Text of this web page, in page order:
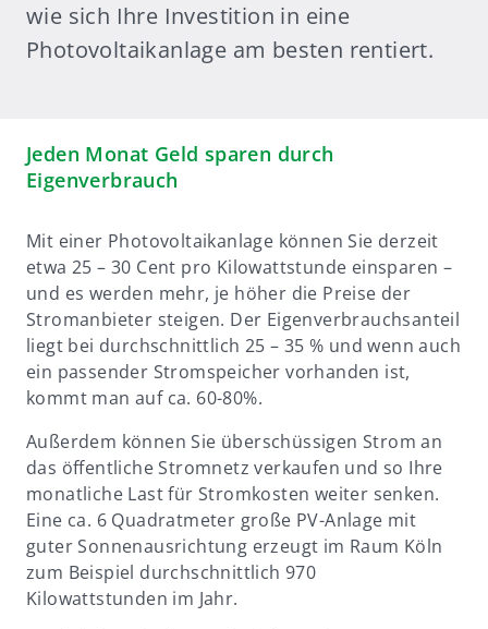
wie sich Ihre Investition in eine
Photovoltaikanlage am besten rentiert.
Jeden Monat Geld sparen durch
Eigenverbrauch
Mit einer Photovoltaikanlage können Sie derzeit
etwa 25 – 30 Cent pro Kilowattstunde einsparen –
und es werden mehr, je höher die Preise der
Stromanbieter steigen. Der Eigenverbrauchsanteil
liegt bei durchschnittlich 25 – 35 % und wenn auch
ein passender Stromspeicher vorhanden ist,
kommt man auf ca. 60-80%.
Außerdem können Sie überschüssigen Strom an
das öffentliche Stromnetz verkaufen und so Ihre
monatliche Last für Stromkosten weiter senken.
Eine ca. 6 Quadratmeter große PV-Anlage mit
guter Sonnenausrichtung erzeugt im Raum Köln
zum Beispiel durchschnittlich 970
Kilowattstunden im Jahr.